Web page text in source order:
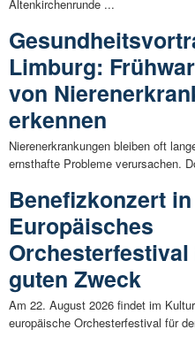
Altenkirchenrunde ...
Limburg:
von
erkennen
Nierenerkrankungen bleiben oft
ernsthafte Probleme verursachen.
Benefizkonzert
Europäisches
guten Zweck
Am 22. August 2026 findet im
europäische Orchesterfestival für